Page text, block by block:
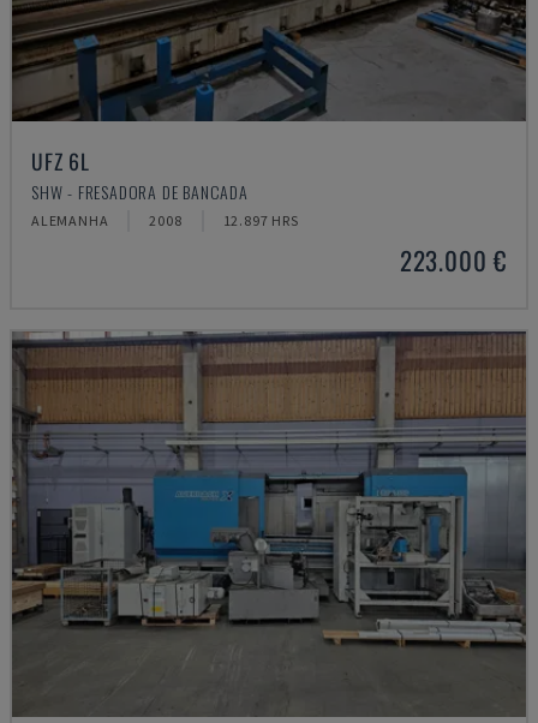
UFZ 6L
SHW - FRESADORA DE BANCADA
ALEMANHA 2008 12.897 HRS
223.000 €